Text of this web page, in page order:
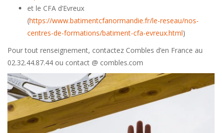
et le CFA d’Evreux
(https://www.batimentcfanormandie.fr/le-reseau/nos-
centres-de-formations/batiment-cfa-evreux.html)
Pour tout renseignement, contactez Combles d’en France au
02.32.44.87.44 ou contact @ combles.com